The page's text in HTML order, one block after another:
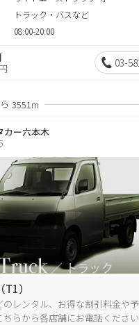
トラック・バスなど
08:00-20:00
03-
3551m
カー六本木
）
のレンタル、お得な割引料金や
らから各店舗にお電話ください